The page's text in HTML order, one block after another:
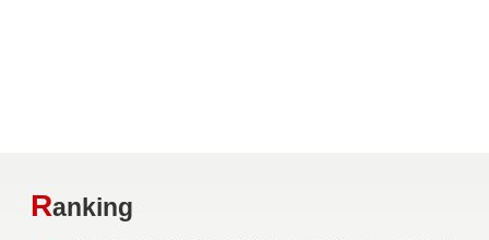
Ranking